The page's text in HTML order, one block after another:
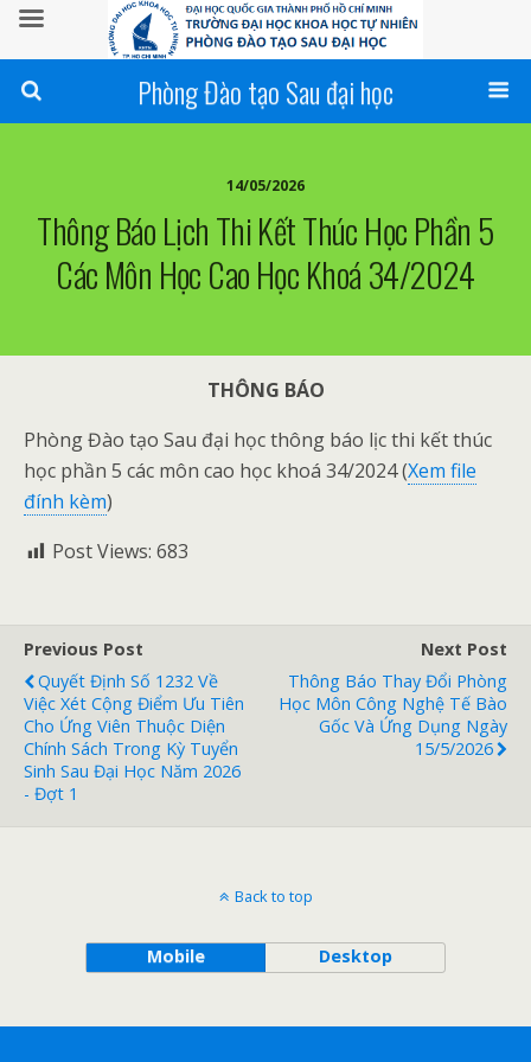
Phòng Đào tạo Sau đại học
14/05/2026
Thông Báo Lịch Thi Kết Thúc Học Phần 5
Các Môn Học Cao Học Khoá 34/2024
THÔNG BÁO
Phòng Đào tạo Sau đại học thông báo lịc thi kết thúc
học phần 5 các môn cao học khoá 34/2024 (Xem file
đính kèm)
Post Views: 683
Previous Post
Quyết Định Số 1232 Về
Việc Xét Cộng Điểm Ưu Tiên
Cho Ứng Viên Thuộc Diện
Chính Sách Trong Kỳ Tuyển
Sinh Sau Đại Học Năm 2026
- Đợt 1
Next Post
Thông Báo Thay Đổi Phòng
Học Môn Công Nghệ Tế Bào
Gốc Và Ứng Dụng Ngày
15/5/2026
Back to top
Mobile Desktop